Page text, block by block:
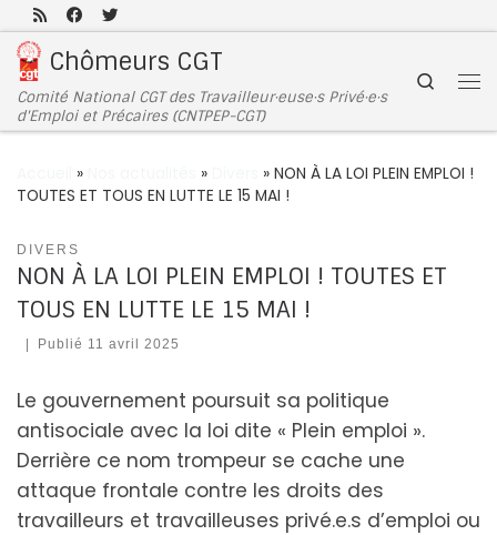
Passer au contenu
Chômeurs CGT
Comité National CGT des Travailleur·euse·s Privé·e·s
d'Emploi et Précaires (CNTPEP-CGT)
Search
» » » NON À LA LOI PLEIN EMPLOI !
TOUTES ET TOUS EN LUTTE LE 15 MAI !
DIVERS
NON À LA LOI PLEIN EMPLOI ! TOUTES ET
TOUS EN LUTTE LE 15 MAI !
| Publié 11 avril 2025
Le gouvernement poursuit sa politique
antisociale avec la loi dite « Plein emploi ».
Derrière ce nom trompeur se cache une
attaque frontale contre les droits des
travailleurs et travailleuses privé.e.s d’emploi ou